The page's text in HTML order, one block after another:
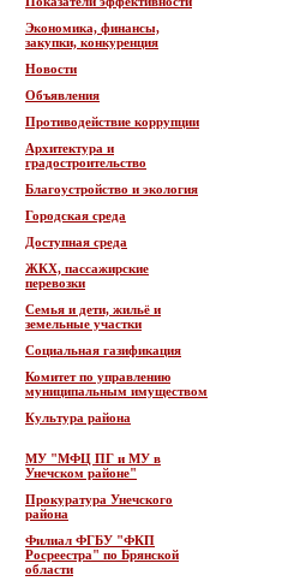
Экономика, финансы,
закупки, конкуренция
Новости
Объявления
Противодействие коррупции
Архитектура и
градостроительство
Благоустройство и экология
Городская среда
Доступная среда
ЖКХ, пассажирские
перевозки
Семья и дети, жильё и
земельные участки
Социальная газификация
Комитет по управлению
муниципальным имуществом
Культура района
МУ "МФЦ ПГ и МУ в
Унечском районе"
Прокуратура Унечского
района
Филиал ФГБУ "ФКП
Росреестра" по Брянской
области